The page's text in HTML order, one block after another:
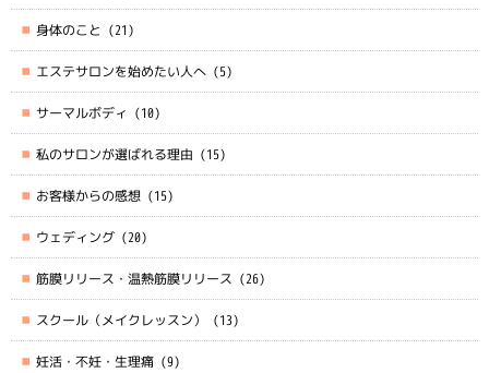
身体のこと (21)
エステサロンを始めたい人へ (5)
サーマルボディ (10)
私のサロンが選ばれる理由 (15)
お客様からの感想 (15)
ウェディング (20)
筋膜リリース・温熱筋膜リリース (26)
スクール（メイクレッスン） (13)
妊活・不妊・生理痛 (9)